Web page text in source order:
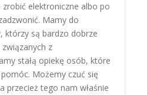
elektroniczne albo po
Mamy do
którzy są bardzo dobrze
z
stałą opiekę osób, które
Możemy czuć się
przecież tego nam właśnie